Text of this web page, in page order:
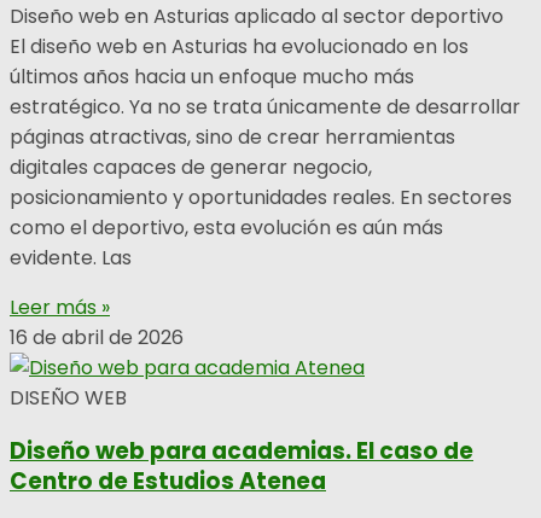
Diseño web en Asturias aplicado al sector deportivo
El diseño web en Asturias ha evolucionado en los
últimos años hacia un enfoque mucho más
estratégico. Ya no se trata únicamente de desarrollar
páginas atractivas, sino de crear herramientas
digitales capaces de generar negocio,
posicionamiento y oportunidades reales. En sectores
como el deportivo, esta evolución es aún más
evidente. Las
Leer más »
16 de abril de 2026
DISEÑO WEB
Diseño web para academias. El caso de
Centro de Estudios Atenea